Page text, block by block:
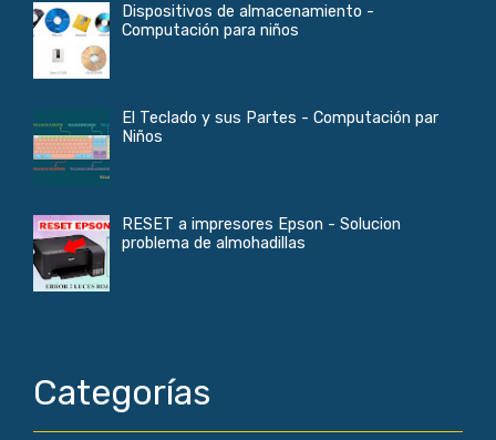
Dispositivos de almacenamiento -
Computación para niños
El Teclado y sus Partes - Computación par
Niños
RESET a impresores Epson - Solucion
problema de almohadillas
Categorías